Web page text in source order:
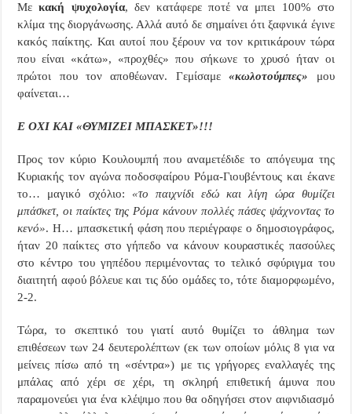
Μεκακή ψυχολογία, δεν κατάφερε ποτέ να μπει 100% στο
κλίμα της διοργάνωσης. Αλλά αυτό δε σημαίνει ότι ξαφνικά έγινε
κακός παίκτης. Και αυτοί που ξέρουν να τον κριτικάρουν τώρα
που είναι «κάτω», «προχθές» που σήκωνε το χρυσό ήταν οι
πρώτοι που τον αποθέωναν. Γεμίσαμε«κωλοτούμπες» μου
φαίνεται…
Ε ΟΧΙ ΚΑΙ «ΘΥΜΙΖΕΙ ΜΠΑΣΚΕΤ»!!!
Προς τον κύριο Κουλουμπή που αναμετέδιδε το απόγευμα της
Κυριακής τον αγώνα ποδοσφαίρου Ρόμα-Γιουβέντους και έκανε
το… μαγικό σχόλιο: «το παιχνίδι εδώ και λίγη ώρα θυμίζει
μπάσκετ, οι παίκτες της Ρόμα κάνουν πολλές πάσες ψάχνοντας το
κενό». Η… μπασκετική φάση που περιέγραφε ο δημοσιογράφος,
ήταν 20 παίκτες στο γήπεδο να κάνουν κουραστικές πασούλες
στο κέντρο του γηπέδου περιμένοντας το τελικό σφύριγμα του
διαιτητή αφού βόλευε και τις δύο ομάδες το, τότε διαμορφωμένο,
2-2.
Τώρα, το σκεπτικό του γιατί αυτό θυμίζει το άθλημα των
επιθέσεων των 24 δευτερολέπτων (εκ των οποίων μόλις 8 για να
μείνεις πίσω από τη «σέντρα») με τις γρήγορες εναλλαγές της
μπάλας από χέρι σε χέρι, τη σκληρή επιθετική άμυνα που
παραμονεύει για ένα κλέψιμο που θα οδηγήσει στον αιφνιδιασμό